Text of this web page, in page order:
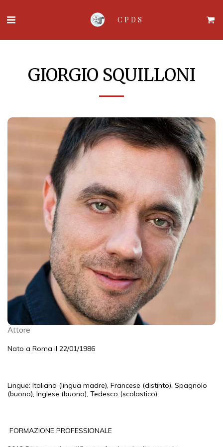
CPDS
GIORGIO SQUILLONI
Attore
Nato a Roma il 22/01/1986
Lingue: Italiano (lingua madre), Francese (distinto), Spagnolo
(buono), Inglese (buono), Tedesco (scolastico)
FORMAZIONE PROFESSIONALE